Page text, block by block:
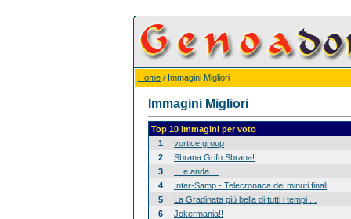
Home / Immagini Migliori
Immagini Migliori
Top 10 immagini per voto
1
vortice group
2
Sbrana Grifo Sbrana!
3
... e anda ...
4
Inter-Samp - Telecronaca dei minuti finali
5
La Gradinata più bella di tutti i tempi ...
6
Jokermania!!